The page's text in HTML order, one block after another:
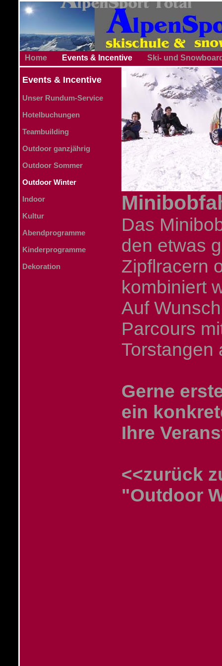
Home Events & Incentive Ski- und
Events & Incentive
Unser Rundum-Service
Hotelbuchungen
Teambuilding
Outdoor ganzjährig
Outdoor Sommer
Outdoor Winter
Indoor
Kultur
Abendprogramme
Kinderprogramme
Dekoration
Das
den etwas
Zipflracern
kombiniert
Auf
Parcours
Torstangen
Gerne
ein
Ihre
<<zurück
"Outdoor